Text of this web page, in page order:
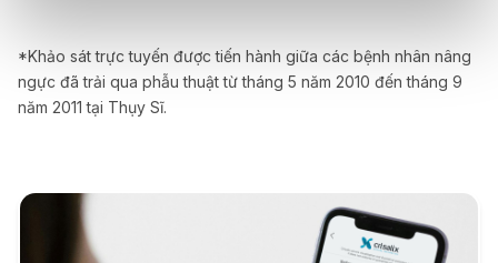
*Khảo sát trực tuyến được tiến hành giữa các bệnh nhân nâng
ngực đã trải qua phẫu thuật từ tháng 5 năm 2010 đến tháng 9
năm 2011 tại Thụy Sĩ.